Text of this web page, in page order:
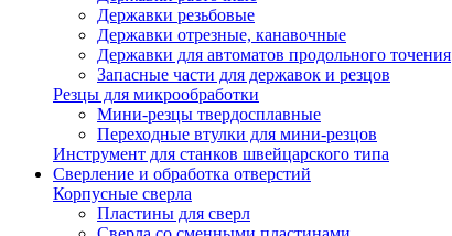
Державки резьбовые
Державки отрезные, канавочные
Державки для автоматов продольного точения
Запасные части для державок и резцов
Резцы для микрообработки
Мини-резцы твердосплавные
Переходные втулки для мини-резцов
Инструмент для станков швейцарского типа
Сверление и обработка отверстий
Корпусные сверла
Пластины для сверл